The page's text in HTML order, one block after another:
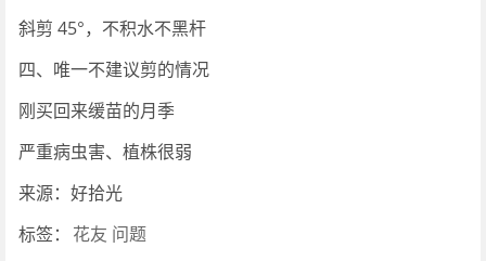
斜剪 45°，不积水不黑杆
四、唯一不建议剪的情况
刚买回来缓苗的月季
严重病虫害、植株很弱
来源：好拾光
标签：
花友 问题